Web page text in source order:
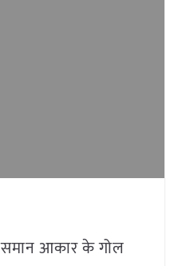
आकार के गोल